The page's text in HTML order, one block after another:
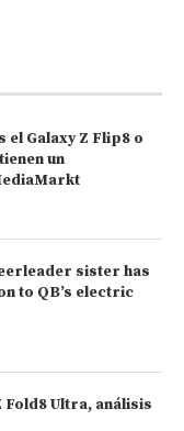
el Galaxy Z Flip8 o
un
sister has
to QB’s electric
Fold8 Ultra, análisis